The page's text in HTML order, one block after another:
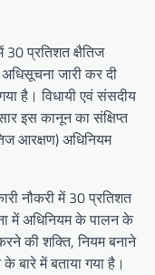
प्रतिशत क्षैतिज
जारी कर दी
है। विधायी एवं संसदीय
इस कानून का संक्षिप्त
आरक्षण) अधिनियम
नौकरी में 30 प्रतिशत
में अधिनियम के पालन के
की शक्ति, नियम बनाने
बारे में बताया गया है।